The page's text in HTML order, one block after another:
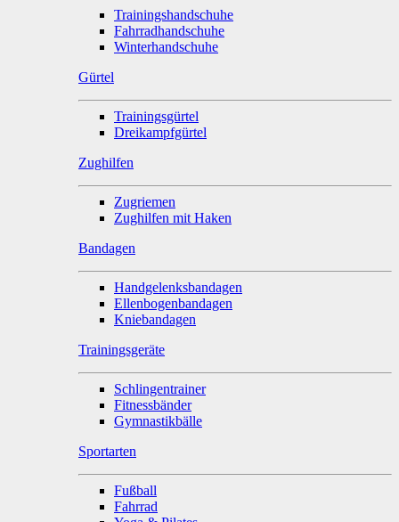
Trainingshandschuhe
Fahrradhandschuhe
Winterhandschuhe
Gürtel
Trainingsgürtel
Dreikampfgürtel
Zughilfen
Zugriemen
Zughilfen mit Haken
Bandagen
Handgelenksbandagen
Ellenbogenbandagen
Kniebandagen
Trainingsgeräte
Schlingentrainer
Fitnessbänder
Gymnastikbälle
Sportarten
Fußball
Fahrrad